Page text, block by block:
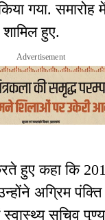
गया. समारोह
हुए.
Advertisement
हुए कहा कि
अग्रिम
सचिव